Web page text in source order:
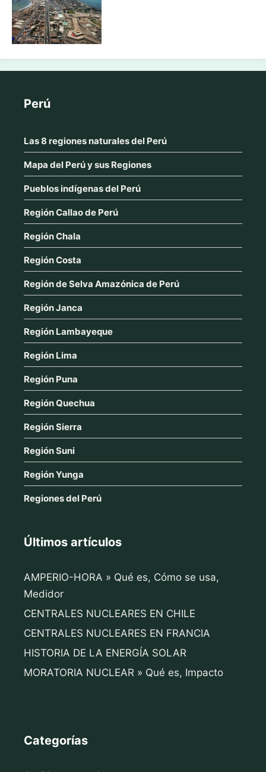
Perú
Las 8 regiones naturales del Perú
Mapa del Perú y sus Regiones
Pueblos indígenas del Perú
Región Callao de Perú
Región Chala
Región Costa
Región de Selva Amazónica de Perú
Región Janca
Región Lambayeque
Región Lima
Región Puna
Región Quechua
Región Sierra
Región Suni
Región Yunga
Regiones del Perú
Últimos artículos
AMPERIO-HORA » Qué es, Cómo se usa,
Medidor
CENTRALES NUCLEARES EN CHILE
CENTRALES NUCLEARES EN FRANCIA
HISTORIA DE LA ENERGÍA SOLAR
MORATORIA NUCLEAR » Qué es, Impacto
Categorías